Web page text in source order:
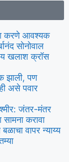
करणे आवश्यक
सोनोवाल
खलाश क्रॉस
झाली, पण
असे पवार
जंतर-मंतर
सामना करावा
वापर न्याय्य